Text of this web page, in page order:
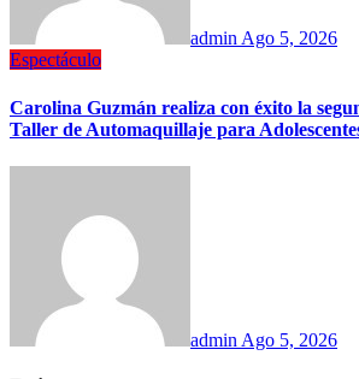
adminAgo 5, 2026
Espectáculo
Carolina Guzmán realiza con éxito la
Taller de Automaquillaje para
admin Ago 5, 2026